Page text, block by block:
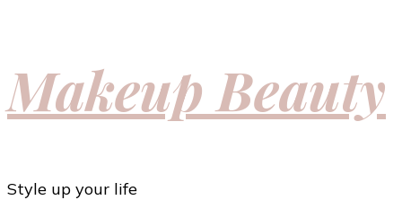
Makeup Beauty
Style up your life